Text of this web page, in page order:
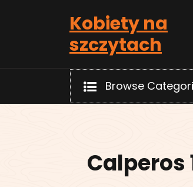
Kobiety na
szczytach
Browse
Calperos